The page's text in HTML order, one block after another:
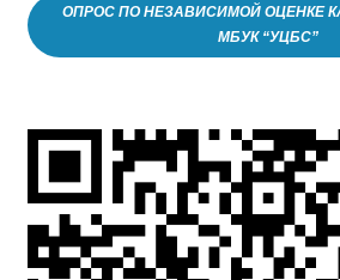
ОПРОС ПО НЕЗАВИСИМОЙ ОЦЕНКЕ
МБУК “УЦБС”